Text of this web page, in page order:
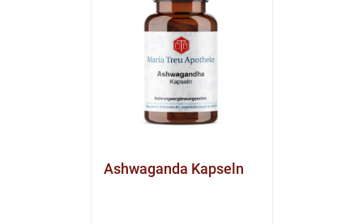
Ashwaganda Kapseln